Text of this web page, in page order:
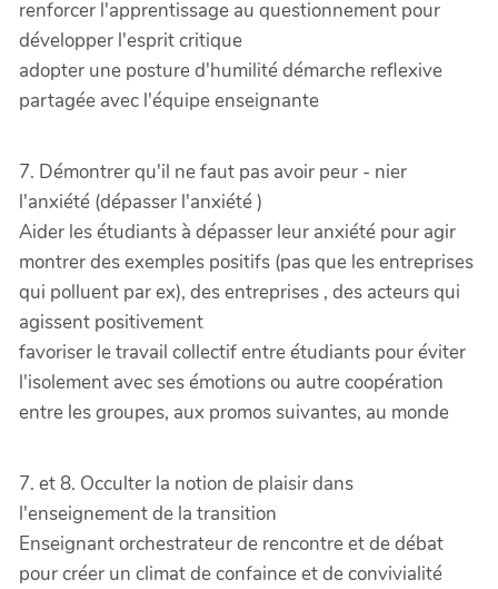
renforcer l'apprentissage au questionnement pour
développer l'esprit critique
adopter une posture d'humilité démarche reflexive
partagée avec l'équipe enseignante
7. Démontrer qu'il ne faut pas avoir peur - nier
l'anxiété (dépasser l'anxiété )
Aider les étudiants à dépasser leur anxiété pour agir
montrer des exemples positifs (pas que les entreprises
qui polluent par ex), des entreprises , des acteurs qui
agissent positivement
favoriser le travail collectif entre étudiants pour éviter
l'isolement avec ses émotions ou autre coopération
entre les groupes, aux promos suivantes, au monde
7. et 8. Occulter la notion de plaisir dans
l'enseignement de la transition
Enseignant orchestrateur de rencontre et de débat
pour créer un climat de confaince et de convivialité